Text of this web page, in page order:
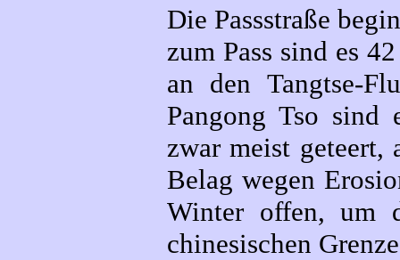
Die Passstraße
zum Pass sind es
an den Tangtse-
Pangong Tso
zwar meist geteert,
Belag wegen
Winter offen, um
chinesischen